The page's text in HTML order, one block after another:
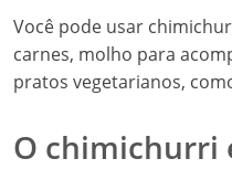
Você pode usar
carnes, molho para
pratos vegetarianos,
O chimichurri